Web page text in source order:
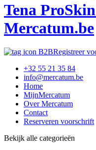
Tena
Mercatum.be
Registreer
+32 55 21 35 84
info@mercatum.be
Home
MijnMercatum
Over Mercatum
Contact
Reserveren voorschrift
Bekijk alle categorieën